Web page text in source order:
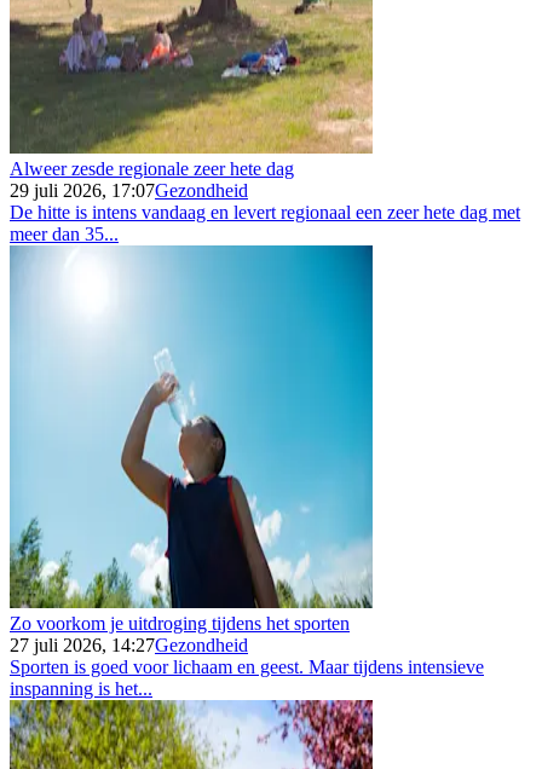
Alweer zesde regionale zeer hete dag
29 juli 2026, 17:07Gezondheid
De hitte is intens vandaag en levert regionaal een zeer hete dag met
meer dan 35...
Zo voorkom je uitdroging tijdens het sporten
27 juli 2026, 14:27Gezondheid
Sporten is goed voor lichaam en geest. Maar tijdens intensieve
inspanning is het...